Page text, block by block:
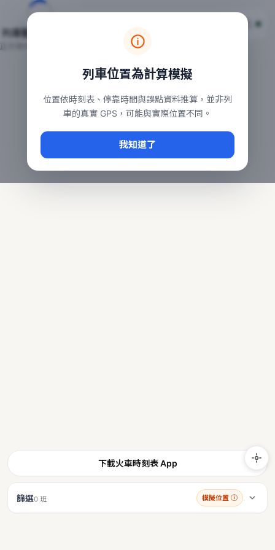
台鐵列車即時位置地圖
本頁顯示目前全台鐵運行中的列車位置，涵蓋自強、普悠瑪、
常用查詢：
、台中車站即時動態
台鐵即時動態
下載火車時刻表 App
篩選0 班 模擬位置 ⓘ
列車位置為計算模擬
位置依時刻表、停靠時間與誤點資料推算，並非列
車的真實 GPS，可能與實際位置不同。
我知道了
列車動態載入中…